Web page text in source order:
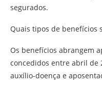
segurados.
Quais tipos de benefícios
Os benefícios abrangem
concedidos entre abril de
auxílio-doença e